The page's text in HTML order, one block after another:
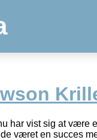
har vist sig at være
været en succes